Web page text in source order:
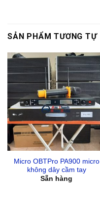
SẢN PHẨM TƯƠNG TỰ
Micro OBTPro PA900 micro
không dây cầm tay
Sẵn hàng